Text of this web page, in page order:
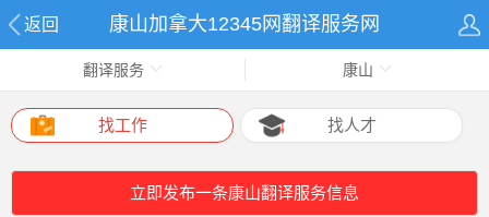
返回 康山加拿大12345网翻译服务网
翻译服务 康山
找工作 找人才
立即发布一条康山翻译服务信息